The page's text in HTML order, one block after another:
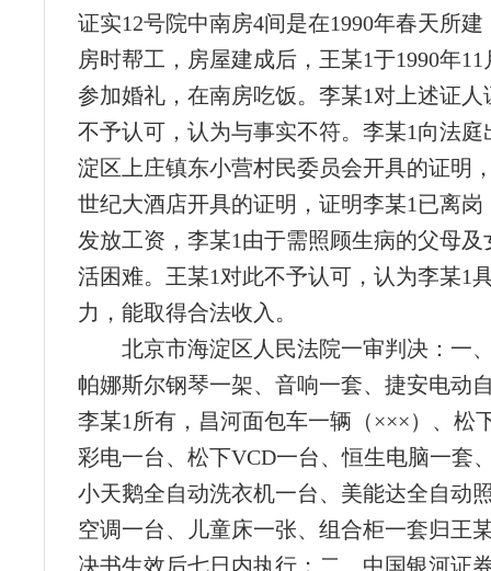
证实12号院中南房4间是在1990年春天所
房时帮工，房屋建成后，王某1于1990年
参加婚礼，在南房吃饭。李某1对上述证人
不予认可，认为与事实不符。李某1向法庭
淀区上庄镇东小营村民委员会开具的证明
世纪大酒店开具的证明，证明李某1已离岗
发放工资，李某1由于需照顾生病的父母及
活困难。王某1对此不予认可，认为李某1
力，能取得合法收入。
北京市海淀区人民法院一审判决：一
帕娜斯尔钢琴一架、音响一套、捷安电动
李某1所有，昌河面包车一辆（×××）、松
彩电一台、松下VCD一台、恒生电脑一套
小天鹅全自动洗衣机一台、美能达全自动
空调一台、儿童床一张、组合柜一套归王
决书生效后七日内执行；二、中国银河证